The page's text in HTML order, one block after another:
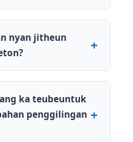
nyan jitheun
ka teubeuntuk
penggilingan